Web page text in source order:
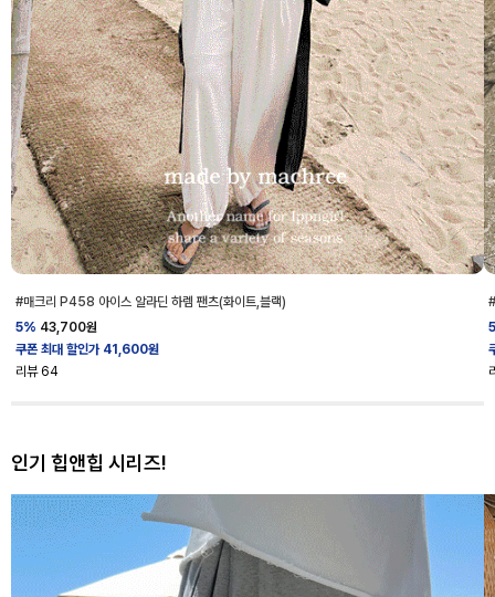
#매크리 P458 아이스 알라딘 하렘 팬츠(화이트,블랙)
5% 43,700원
쿠폰 최대 할인가 41,600원
리뷰 64
인기 힙앤힙 시리즈!